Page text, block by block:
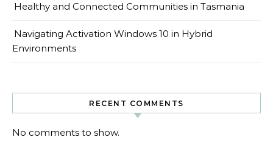
Healthy and Connected Communities in Tasmania
Navigating Activation Windows 10 in Hybrid
Environments
RECENT COMMENTS
No comments to show.